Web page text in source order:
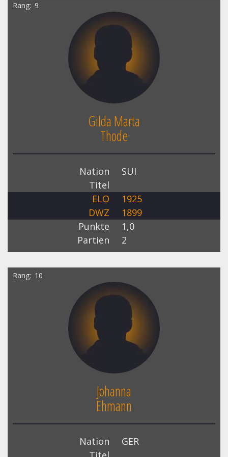
Rang 9
Gilda Marta
Thode
Nation
SUI
Titel
ELO
1925
DWZ
1899
Punkte
1,0
Partien
2
Rang 10
Johanna
Ehmann
Nation
GER